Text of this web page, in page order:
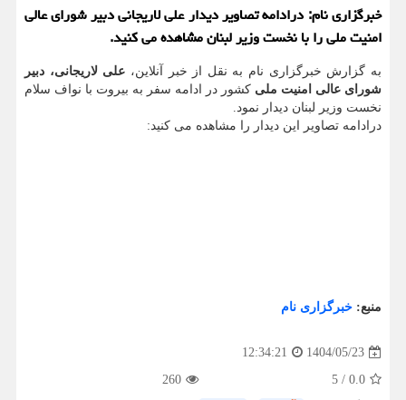
خبرگزاری نام: درادامه تصاویر دیدار علی لاریجانی دبیر شورای عالی
امنیت ملی را با نخست وزیر لبنان مشاهده می کنید.
به گزارش خبرگزاری نام به نقل از خبر آنلاین، علی لاریجانی، دبیر
شورای عالی امنیت ملی کشور در ادامه سفر به بیروت با نواف سلام
نخست وزیر لبنان دیدار نمود.
درادامه تصاویر این دیدار را مشاهده می کنید:
منبع: خبرگزاری نام
1404/05/23
12:34:21
0.0
/
5
260